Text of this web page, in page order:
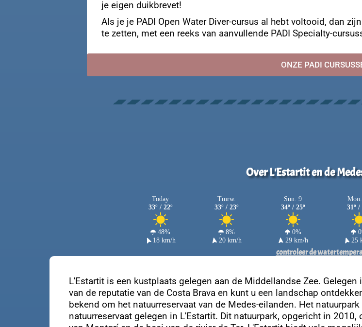
je eigen duikbrevet!
Als je je PADI Open Water Diver-cursus al hebt voltooid, dan
te zetten, met een reeks van aanvullende PADI Specialty-
ONZE PADI
Over L'Estartit en de
Today
33º / 22º
48%
18 km/h
Tmrw.
33º / 23º
8%
20 km/h
Sun. 9
34º / 25º
0%
29 km/h
31º /
25
controleer de
L'Estartit is een kustplaats gelegen aan de Middellandse Zee.
van de reputatie van de Costa Brava en kunt u een landschap
bekend om het natuurreservaat van de Medes-eilanden. Het
natuurreservaat gelegen in L'Estartit. Dit natuurpark, opgericht in